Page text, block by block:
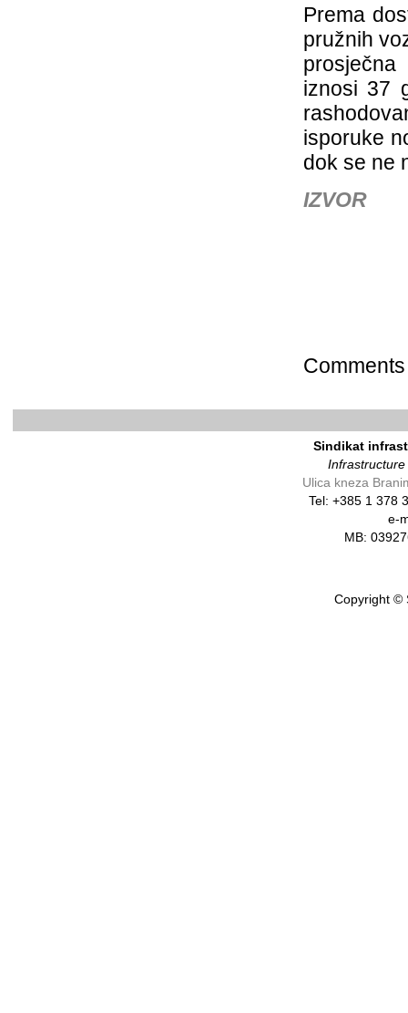
Prema
pružnih
iznosi 37
isporuke
dok se ne
IZVOR
Sindikat
Ulica kneza
Tel: +385 1
e-
MB:
Copyright ©